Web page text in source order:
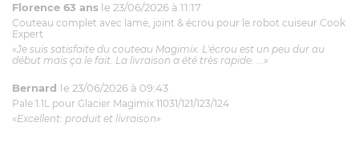
Florence 63 ans le 23/06/2026 à 11:17
Couteau complet avec lame, joint & écrou pour le robot cuiseur Cook
Expert
«Je suis satisfaite du couteau Magimix. L'écrou est un peu dur au
début mais ça le fait. La livraison a été très rapide. ...»
Bernard le 23/06/2026 à 09:43
Pale 1.1L pour Glacier Magimix 11031/121/123/124
«Excellent: produit et livraison»